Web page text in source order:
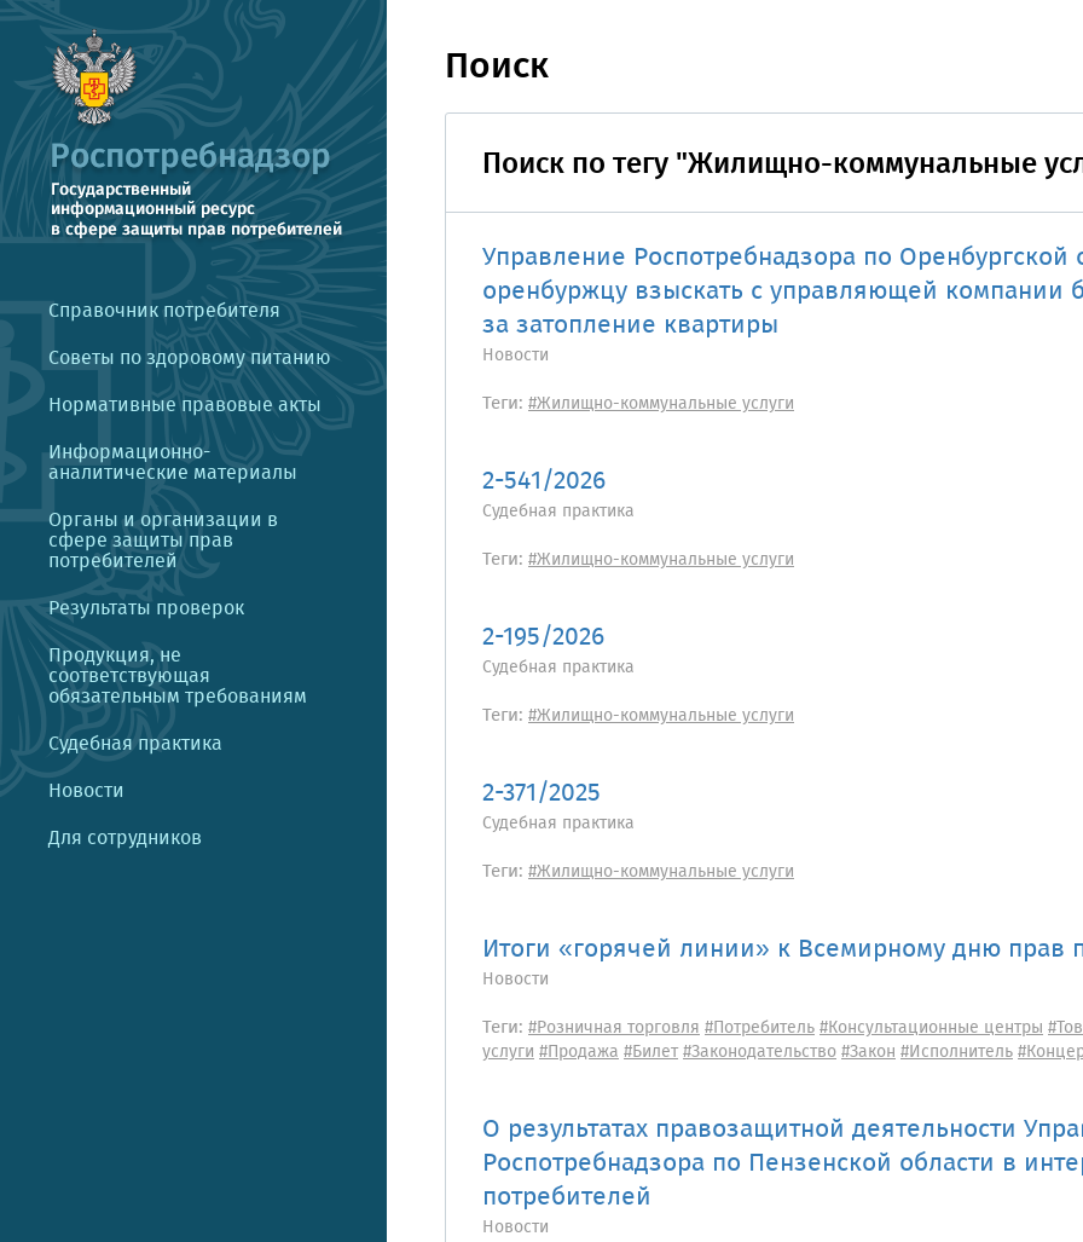
Справочник потребителя
Советы по здоровому питанию
Нормативные правовые акты
Информационно-
аналитические материалы
Органы и организации в
сфере защиты прав
потребителей
Результаты проверок
Продукция, не
соответствующая
обязательным требованиям
Судебная практика
Новости
Для сотрудников
Поиск
Поиск по тегу "Жилищно-коммунальные
Управление Роспотребнадзора по Оренбургской
оренбуржцу взыскать с управляющей компании
за затопление квартиры
Новости
Теги: #Жилищно-коммунальные услуги
2-541/2026
Судебная практика
Теги: #Жилищно-коммунальные услуги
2-195/2026
Судебная практика
Теги: #Жилищно-коммунальные услуги
2-371/2025
Судебная практика
Теги: #Жилищно-коммунальные услуги
Итоги «горячей линии» к Всемирному дню прав
Новости
Теги: #Розничная торговля#Потребитель#Консультационные центры
услуги#Продажа#Билет#Законодательство#Закон#Исполнитель
О результатах правозащитной деятельности
Роспотребнадзора по Пензенской области в
потребителей
Новости